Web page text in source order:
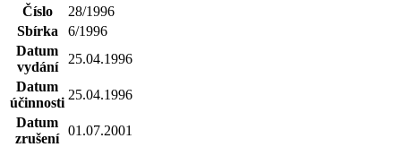
Číslo
28/1996
Sbírka
6/1996
Datum
vydání
25.04.1996
Datum
účinnosti
25.04.1996
Datum
zrušení
01.07.2001